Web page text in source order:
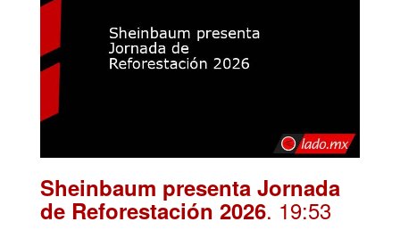
Sheinbaum presenta Jornada
de Reforestación 2026. 19:53